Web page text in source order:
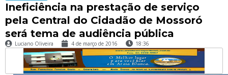
Ineficiência na prestação de serviço
pela Central do Cidadão de Mossoró
será tema de audiência pública
Luciano Oliveira 4 de março de 2016 18:36